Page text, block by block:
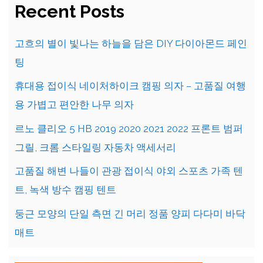
Recent Posts
고흐의 별이 빛나는 하늘을 담은 DIY 다이아몬드 페인
팅
휴대용 접이식 네이처하이크 캠핑 의자 – 고품질 여행
용 가볍고 편안한 나무 의자
르노 클리오 5 HB 2019 2020 2021 2022 프론트 범퍼
그릴, 크롬 스타일링 자동차 액세서리
고품질 해변 나들이 관광 접이식 야외 스포츠 가족 텐
트, 녹색 방수 캠핑 텐트
둥근 모양의 단일 측면 긴 머리 정품 양피 다다미 바닥
매트